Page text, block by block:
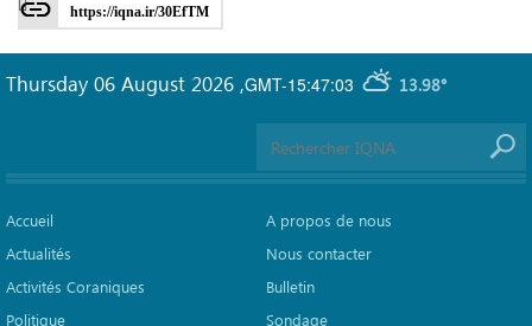
https://iqna.ir/30EfTM
GMT-15:47:03 13.98°
Thursday 06 August 2026 ,
Accueil
Actualités
Activités Coraniques
Politique
A propos de nous
Nous contacter
Bulletin
Sondage